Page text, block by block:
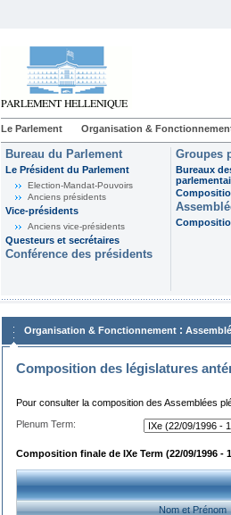
Le Parlement Organisation &
Bureau du Parlement
Le Président du Parlement
Election-Mandat-Pouvoirs
Anciens présidents
Vice-présidents
Anciens vice-présidents
Questeurs et secrétaires
Conférence des présidents
Groupes
Bureaux
Organisation & Fonctionnement :
Composition des législatures
Pour consulter la composition des Assemblées
Plenum Term:
Composition finale de IXe Term (22/09/1996 -
Nom et Prénom